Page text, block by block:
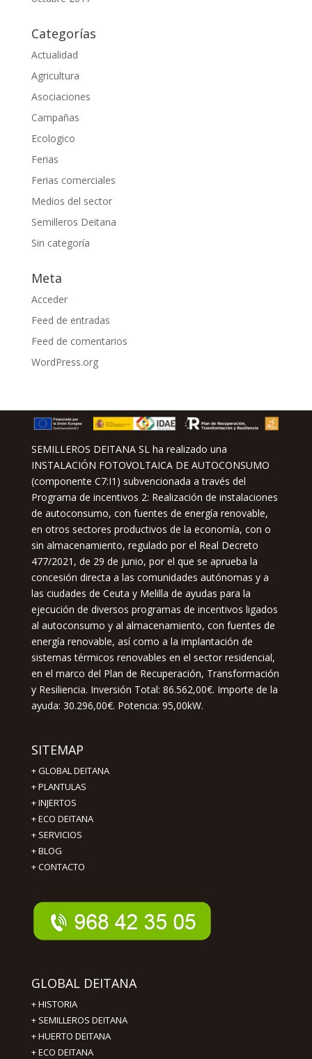
Categorías
Actualidad
Agricultura
Asociaciones
Campañas
Ecologico
Ferias
Ferias comerciales
Medios del sector
Semilleros Deitana
Sin categoría
Meta
Acceder
Feed de entradas
Feed de comentarios
WordPress.org
SEMILLEROS DEITANA SL ha realizado una
INSTALACIÓN FOTOVOLTAICA DE AUTOCONSUMO
(componente C7:I1) subvencionada a través del
Programa de incentivos 2: Realización de instalaciones
de autoconsumo, con fuentes de energía renovable,
en otros sectores productivos de la economía, con o
sin almacenamiento, regulado por el Real Decreto
477/2021, de 29 de junio, por el que se aprueba la
concesión directa a las comunidades autónomas y a
las ciudades de Ceuta y Melilla de ayudas para la
ejecución de diversos programas de incentivos ligados
al autoconsumo y al almacenamiento, con fuentes de
energía renovable, así como a la implantación de
sistemas térmicos renovables en el sector residencial,
en el marco del Plan de Recuperación, Transformación
y Resiliencia. Inversión Total: 86.562,00€. Importe de la
ayuda: 30.296,00€. Potencia: 95,00kW.
SITEMAP
+GLOBAL DEITANA
+PLANTULAS
+INJERTOS
+ECO DEITANA
+ SERVICIOS
+BLOG
+CONTACTO
GLOBAL DEITANA
+HISTORIA
+ SEMILLEROS DEITANA
+HUERTO DEITANA
+ECO DEITANA